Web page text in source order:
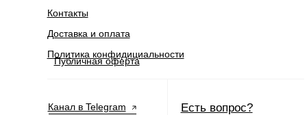
Политика конфидициальности
Публичная оферта
Доставка и оплата
Контакты
Есть вопрос?
Канал в Telegram